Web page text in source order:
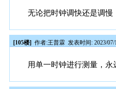
无论把时钟调快还是调
[105楼] 作者:王普霖 发表时间: 2023/07/
用单一时钟进行测量，